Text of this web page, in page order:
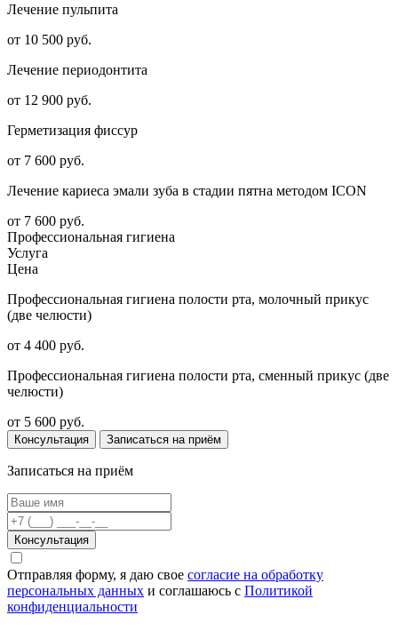
Лечение пульпита
от 10 500 руб.
Лечение периодонтита
от 12 900 руб.
Герметизация фиссур
от 7 600 руб.
Лечение кариеса эмали зуба в стадии пятна методом ICON
от 7 600 руб.
Профессиональная гигиена
Услуга
Цена
Профессиональная гигиена полости рта, молочный прикус
(две челюсти)
от 4 400 руб.
Профессиональная гигиена полости рта, сменный прикус (две
челюсти)
от 5 600 руб.
Консультация Записаться на приём
Записаться на приём
Консультация
Отправляя форму, я даю свое согласие на обработку
персональных данных и соглашаюсь c Политикой
конфиденциальности